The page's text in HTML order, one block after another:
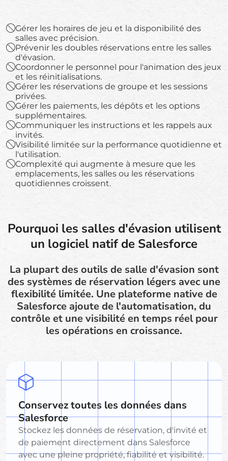
Gérer les horaires de jeu et la disponibilité des
salles avec précision.
Prévenir les doubles réservations entre les salles
d'évasion.
Coordonner le personnel pour l'animation des jeux
et les réinitialisations.
Gérer les réservations de groupe et les sessions
privées.
Gérer les paiements, les dépôts et les options
supplémentaires.
Communiquer les instructions et les rappels aux
invités.
Visibilité limitée sur la performance quotidienne et
l'utilisation.
Complexité qui augmente à mesure que les
emplacements, les salles ou les réservations
quotidiennes croissent.
Pourquoi les salles d'évasion utilisent
un logiciel natif de Salesforce
La plupart des outils de salle d'évasion sont
des systèmes de réservation légers avec une
flexibilité limitée. Une plateforme native de
Salesforce ajoute de l'automatisation, du
contrôle et une visibilité en temps réel pour
les opérations en croissance.
Conservez toutes les données dans
Salesforce
Stockez les données de réservation, d'invité et
de paiement directement dans Salesforce
avec une pleine propriété, fiabilité et visibilité.